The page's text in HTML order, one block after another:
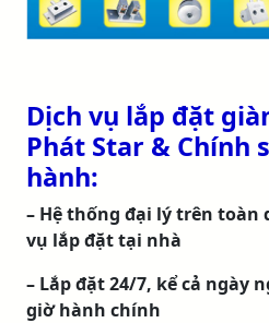
Dịch vụ lắp đặt
Phát Star & Chính
hành:
– Hệ thống đại lý trên toàn
vụ lắp đặt tại nhà
– Lắp đặt 24/7, kể cả ngày
giờ hành chính